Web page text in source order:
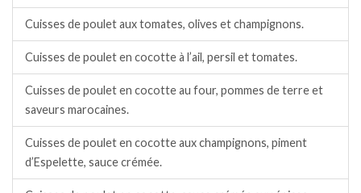
Cuisses de poulet aux tomates, olives et champignons.
Cuisses de poulet en cocotte à l’ail, persil et tomates.
Cuisses de poulet en cocotte au four, pommes de terre et
saveurs marocaines.
Cuisses de poulet en cocotte aux champignons, piment
d’Espelette, sauce crémée.